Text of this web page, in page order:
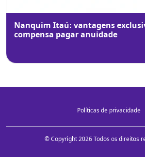
Nanquim Itaú: vantagens
compensa pagar anuidade
Políticas de privacidade
© Copyright 2026 Todos os direitos